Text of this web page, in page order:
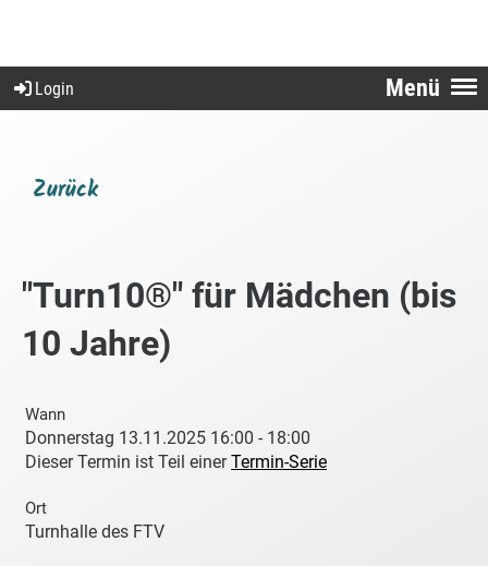
Menü
Login
Zurück
"Turn10®" für Mädchen (bis
10 Jahre)
Wann
Donnerstag 13.11.2025 16:00 - 18:00
Dieser Termin ist Teil einerTermin-Serie
Ort
Turnhalle des FTV